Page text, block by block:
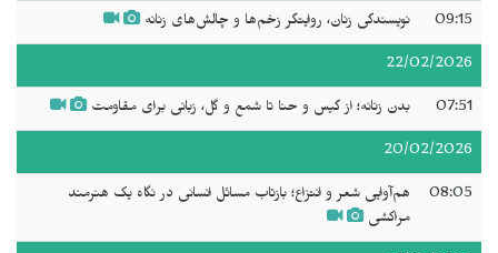
09:15 نویسندگی زنان، روایتگر زخم‌ها و چالش‌های زنانه
22/02/2026
07:51 بدن زنانه؛ از گیس و حنا تا شمع و گل، زبانی برای مقاومت
20/02/2026
08:05
هم‌آوایی شعر و انتزاع؛ بازتاب مسائل انسانی در نگاه یک هنرمند
مراکشی